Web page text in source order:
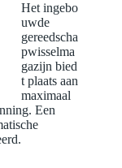
Het ingebo
uwde
gereedscha
pwisselma
gazijn bied
t plaats aan
maximaal
Een